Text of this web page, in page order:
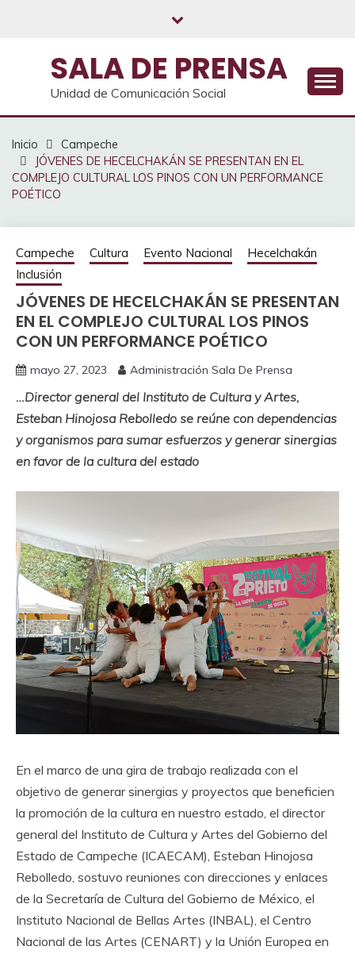
SALA DE PRENSA
Unidad de Comunicación Social
Inicio
Campeche
JÓVENES DE HECELCHAKÁN SE PRESENTAN EN EL
COMPLEJO CULTURAL LOS PINOS CON UN PERFORMANCE
POÉTICO
Campeche Cultura Evento Nacional
Hecelchakán
Inclusión
JÓVENES DE HECELCHAKÁN SE PRESENTAN
EN EL COMPLEJO CULTURAL LOS PINOS
CON UN PERFORMANCE POÉTICO
mayo 27, 2023 Administración Sala De Prensa
…Director general del Instituto de Cultura y Artes,
Esteban Hinojosa Rebolledo se reúne con dependencias
y organismos para sumar esfuerzos y generar sinergias
en favor de la cultura del estado
En el marco de una gira de trabajo realizada con el
objetivo de generar sinergias y proyectos que beneficien
la promoción de la cultura en nuestro estado, el director
general del Instituto de Cultura y Artes del Gobierno del
Estado de Campeche (ICAECAM), Esteban Hinojosa
Rebolledo, sostuvo reuniones con direcciones y enlaces
de la Secretaría de Cultura del Gobierno de México, el
Instituto Nacional de Bellas Artes (INBAL), el Centro
Nacional de las Artes (CENART) y la Unión Europea en